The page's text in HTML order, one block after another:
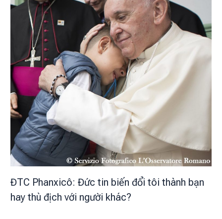
ĐTC Phanxicô: Đức tin biến đổi tôi thành bạn
hay thù địch với người khác?